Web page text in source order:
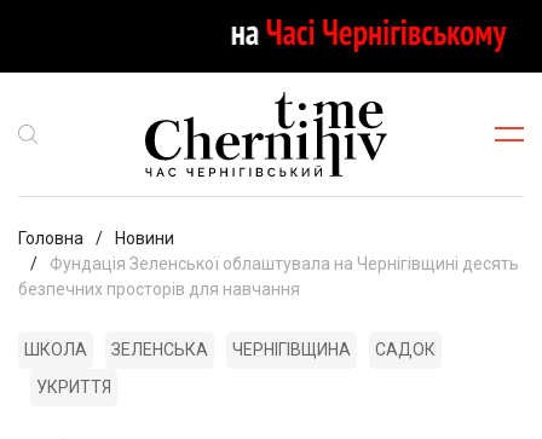
Головна
Новини
Фундація Зеленської облаштувала на Чернігівщині десять
безпечних просторів для навчання
ШКОЛА ЗЕЛЕНСЬКА ЧЕРНІГІВЩИНА
САДОК
УКРИТТЯ